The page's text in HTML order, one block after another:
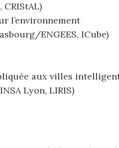
l’environnement
ENGEES, ICube)
aux villes
Lyon, LIRIS)